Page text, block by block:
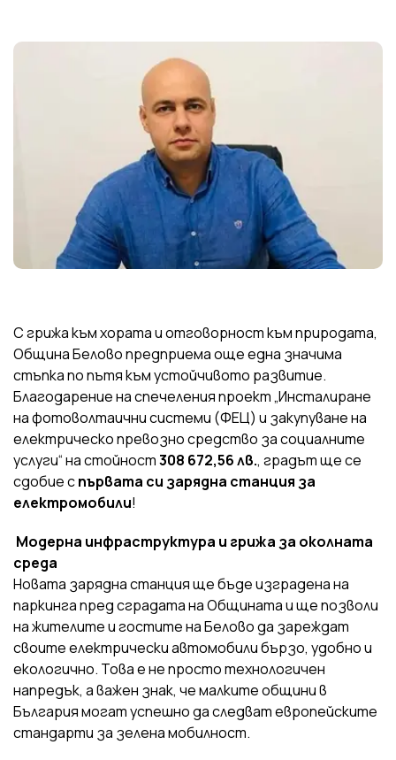
С грижа към хората и отговорност към природата,
Община Белово предприема още една значима
стъпка по пътя към устойчивото развитие.
Благодарение на спечеления проект „Инсталиране
на фотоволтаични системи (ФЕЦ) и закупуване на
електрическо превозно средство за социалните
услуги“ на стойност308 672,56 лв., градът ще се
сдобие спървата си зарядна станция за
електромобили!
Модерна инфраструктура и грижа за околната
среда
Новата зарядна станция ще бъде изградена на
паркинга пред сградата на Общината и ще позволи
на жителите и гостите на Белово да зареждат
своите електрически автомобили бързо, удобно и
екологично. Това е не просто технологичен
напредък, а важен знак, че малките общини в
България могат успешно да следват европейските
стандарти за зелена мобилност.